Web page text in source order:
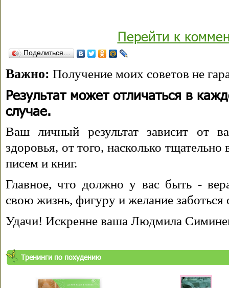
Перейти к
Поделиться…
Важно: Получение моих советов не
Результат может отличаться в
случае.
Ваш личный результат зависит от
здоровья, от того, насколько
писем и книг.
Главное, что должно у вас быть -
свою жизнь, фигуру и желание заботься
Удачи! Искренне ваша Людмила
Тренинги по похудению